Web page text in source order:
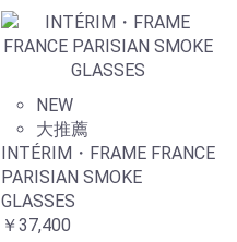
NEW
大推薦
INTÉRIM・FRAME FRANCE
PARISIAN SMOKE
GLASSES
￥37,400